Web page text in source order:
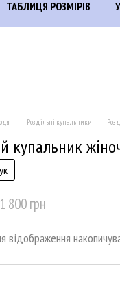
ТАБЛИЦЯ РОЗМІРІВ
Роздільні купальники
купальник
1 800 грн
відображення